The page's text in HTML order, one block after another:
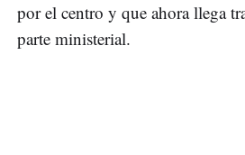
por el centro y que ahora llega
parte ministerial.